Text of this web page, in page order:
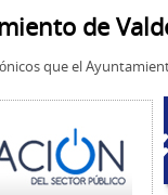
de
que el